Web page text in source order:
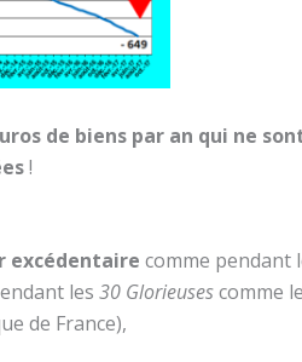
de biens par an qui ne
!
excédentaire comme pendant
les 30 Glorieusescomme
de France),